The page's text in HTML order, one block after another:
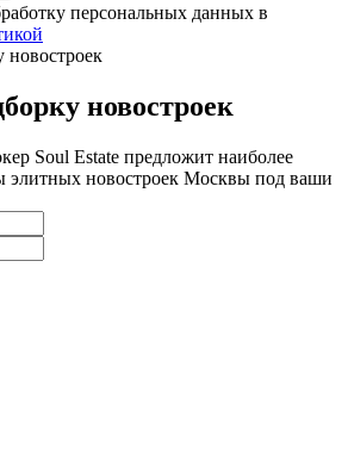
персональных данных в
новостроек
Soul Estate предложит наиболее
элитных новостроек Москвы под ваши